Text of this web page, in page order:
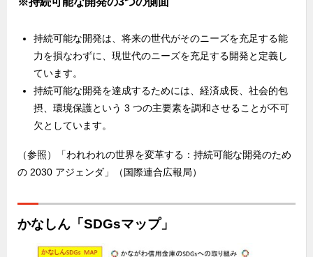
持続可能な開発は、将来の世代がそのニーズを充足する能
力を損なわずに、現世代のニーズを充足する開発と定義し
ています。
持続可能な開発を達成するためには、経済成長、社会的包
摂、環境保護という 3 つの主要素を調和させることが不可
欠としています。
（参照）「われわれの世界を変革する：持続可能な開発のため
の 2030 アジェンダ」（国際連合広報局）
かなしん「SDGsマップ」